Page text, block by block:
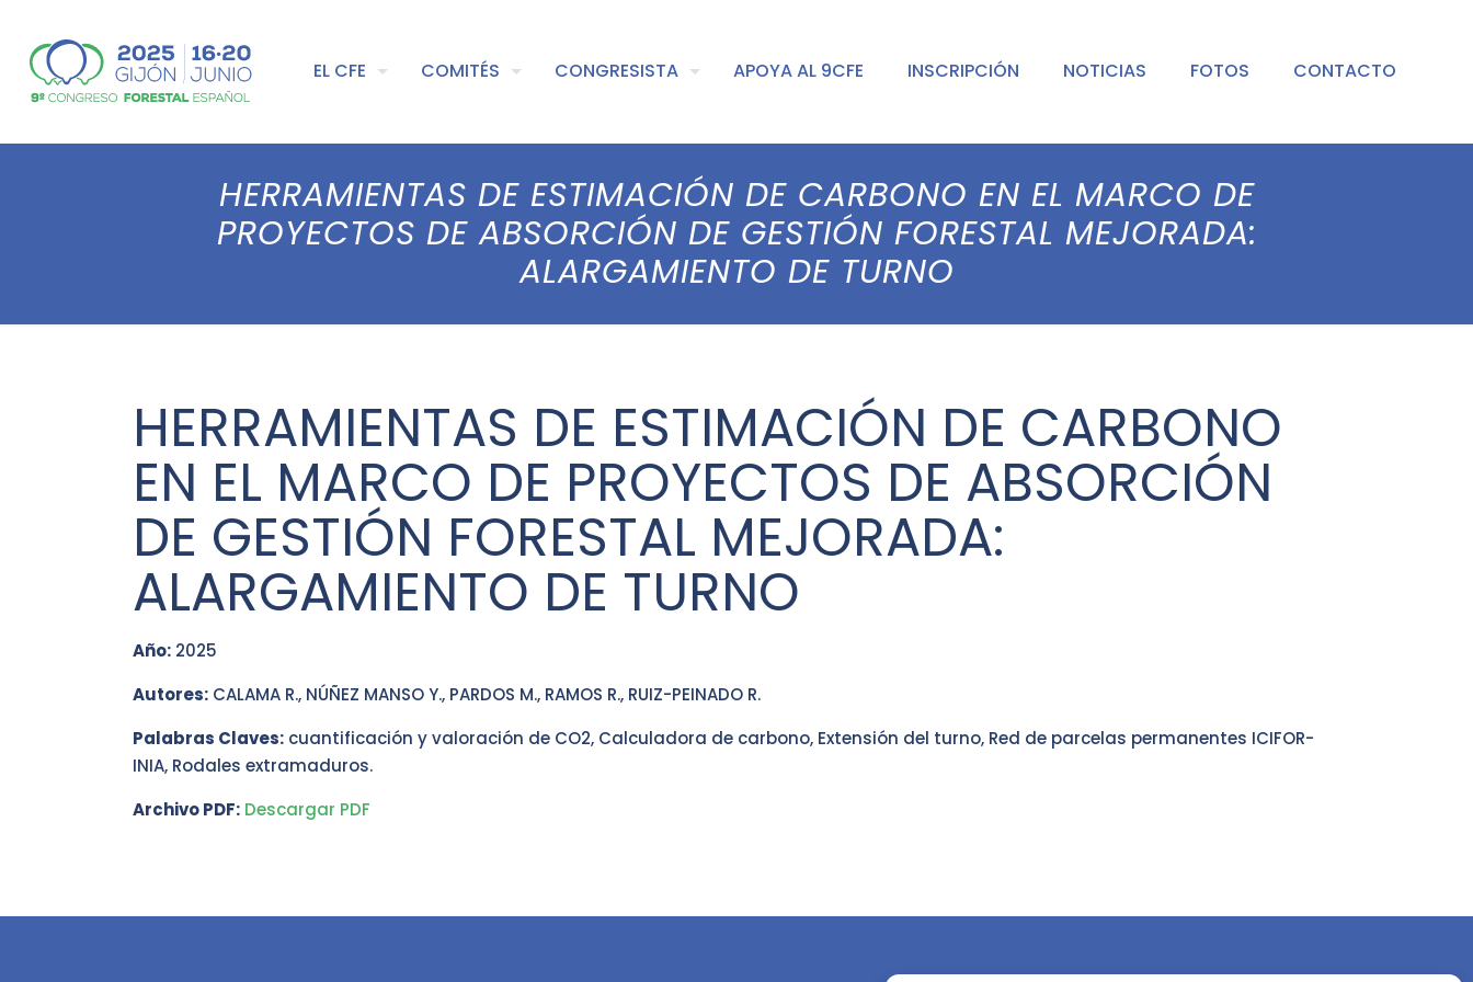
EL CFE COMITÉS CONGRESISTA APOYA AL 9CFE INSCRIPCIÓN NOTICIAS FOTOS CONTACTO
HERRAMIENTAS DE ESTIMACIÓN DE CARBONO EN EL MARCO DE
PROYECTOS DE ABSORCIÓN DE GESTIÓN FORESTAL MEJORADA:
ALARGAMIENTO DE TURNO
HERRAMIENTAS DE ESTIMACIÓN DE CARBONO
EN EL MARCO DE PROYECTOS DE ABSORCIÓN
DE GESTIÓN FORESTAL MEJORADA:
ALARGAMIENTO DE TURNO
Año: 2025
Autores: CALAMA R., NÚÑEZ MANSO Y., PARDOS M., RAMOS R., RUIZ-PEINADO R.
Palabras Claves: cuantificación y valoración de CO2, Calculadora de carbono, Extensión del turno, Red de parcelas permanentes ICIFOR-
INIA, Rodales extramaduros.
Archivo PDF: Descargar PDF